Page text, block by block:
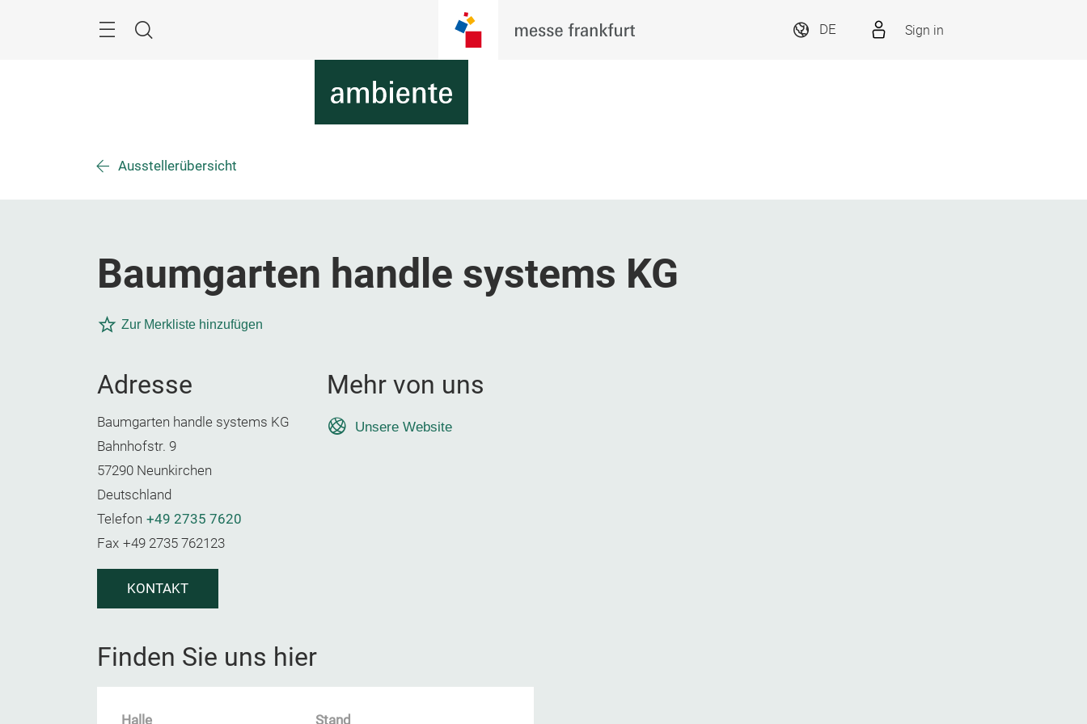
Suche
DE Sign in
Ausstellerübersicht
Baumgarten handle systems KG
Zur Merkliste hinzufügen
Adresse
Baumgarten handle systems KG
Bahnhofstr. 9
57290 Neunkirchen
Deutschland
Telefon +49 2735 7620
Fax +49 2735 762123
KONTAKT
Mehr von uns
Unsere Website
Finden Sie uns hier
Halle Stand